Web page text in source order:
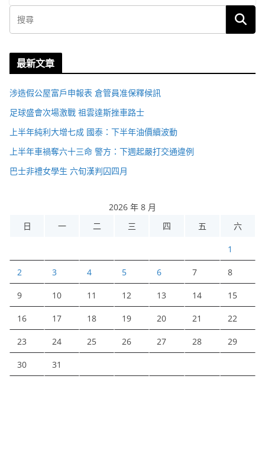
最新文章
涉造假公屋富戶申報表 倉管員准保釋候訊
足球盛會次場激戰 祖雲達斯挫車路士
上半年純利大增七成 國泰：下半年油價續波動
上半年車禍奪六十三命 警方：下週起嚴打交通違例
巴士非禮女學生 六旬漢判囚四月
2026 年 8 月
日
一 二 三 四 五 六
1
2 3 4 5 6 7 8
9 10 11 12 13 14 15
16 17 18 19 20 21 22
23 24 25 26 27 28 29
30 31